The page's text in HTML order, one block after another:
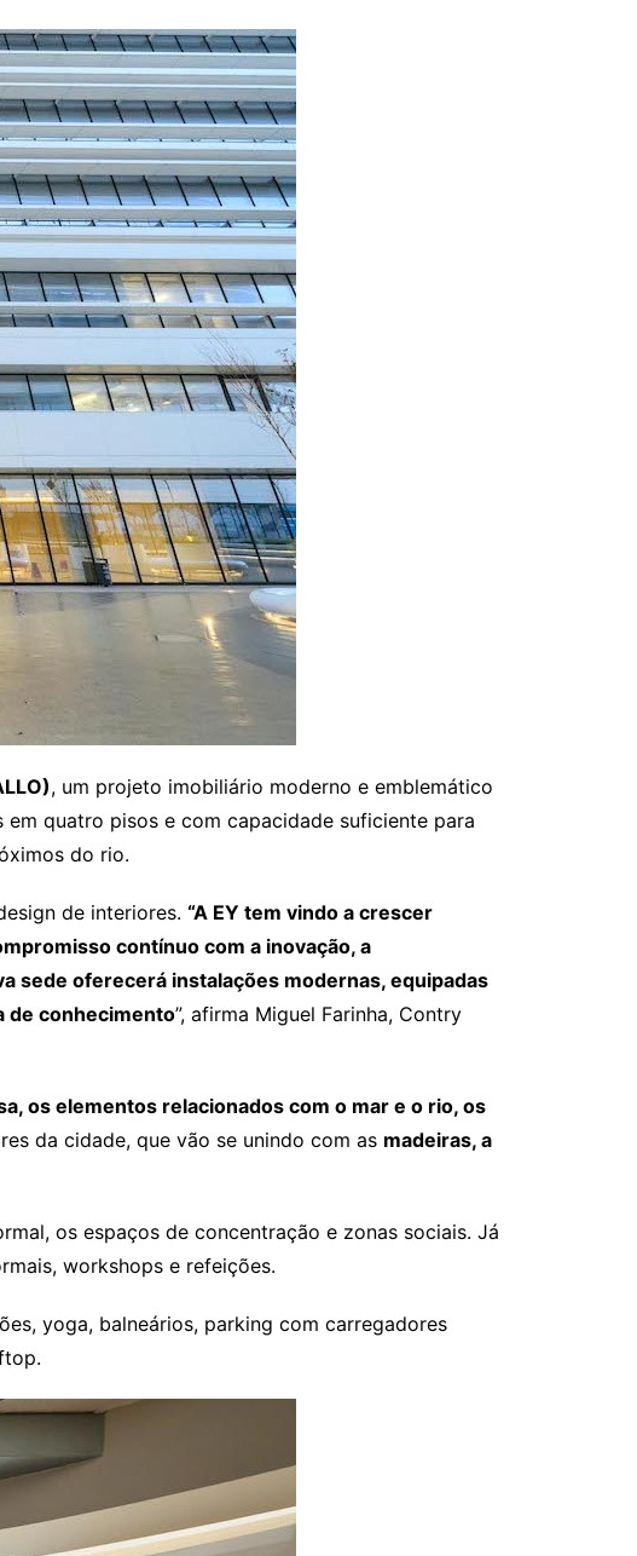
, um projeto imobiliário moderno e emblemático
em quatro pisos e com capacidade suficiente para
do rio.
de interiores. “A EY tem vindo a crescer
contínuo com a inovação, a
sede oferecerá instalações modernas, equipadas
de conhecimento”, afirma Miguel Farinha, Contry
os elementos relacionados com o mar e o rio, os
da cidade, que vão se unindo com as madeiras, a
os espaços de concentração e zonas sociais. Já
workshops e refeições.
yoga, balneários, parking com carregadores